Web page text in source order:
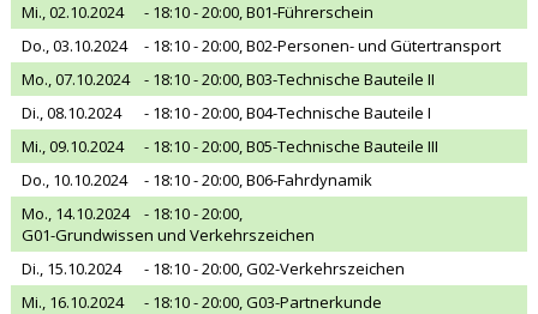
Mi., 02.10.2024
- 18:10 - 20:00,B01-Führerschein
Do., 03.10.2024
- 18:10 - 20:00,B02-Personen- und Gütertransport
Mo., 07.10.2024
- 18:10 - 20:00,B03-Technische Bauteile II
Di., 08.10.2024
- 18:10 - 20:00,B04-Technische Bauteile I
Mi., 09.10.2024
- 18:10 - 20:00,B05-Technische Bauteile III
Do., 10.10.2024
- 18:10 - 20:00,B06-Fahrdynamik
Mo., 14.10.2024
- 18:10 - 20:00,
G01-Grundwissen und Verkehrszeichen
Di., 15.10.2024
- 18:10 - 20:00,G02-Verkehrszeichen
Mi., 16.10.2024
- 18:10 - 20:00,G03-Partnerkunde